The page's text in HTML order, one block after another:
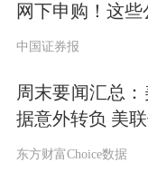
热门中概股
斯达克中国
阿特斯太阳能
网下申购！这些
中国证券报
周末要闻汇总
据意外转负 美
东方财富Choice数据